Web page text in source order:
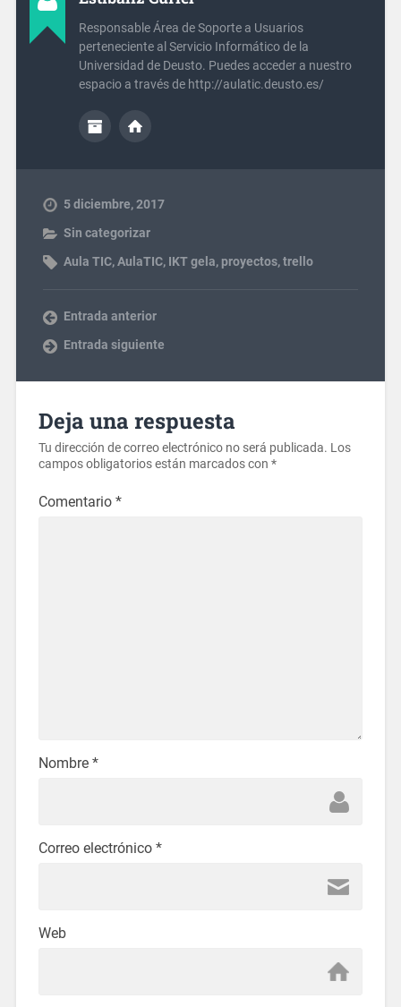
Responsable Área de Soporte a Usuarios
perteneciente al Servicio Informático de la
Universidad de Deusto. Puedes acceder a nuestro
espacio a través de http://aulatic.deusto.es/
5 diciembre, 2017
Sin categorizar
Aula TIC,AulaTIC, IKT gela, proyectos,trello
Entrada anterior
Entrada siguiente
Deja una respuesta
Tu dirección de correo electrónico no será publicada. Los
campos obligatorios están marcados con *
Comentario *
Nombre *
Correo electrónico *
Web